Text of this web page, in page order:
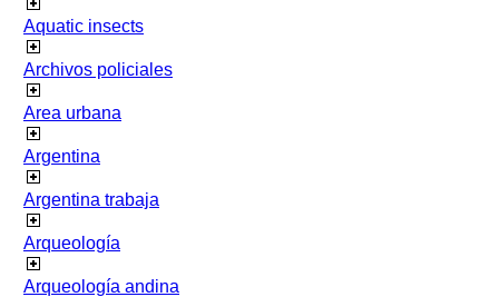
Aquatic insects
Archivos policiales
Area urbana
Argentina
Argentina trabaja
Arqueología
Arqueología andina